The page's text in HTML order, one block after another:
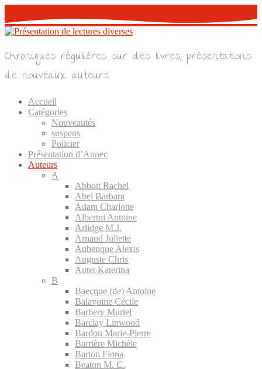
content
Chroniques régulières sur des livres, présentations
de nouveaux auteurs
Accueil
Catégories
Nouveautés
suspens
Policier
Présentation d’Annec
Auteurs
A
Abbott Rachel
Abel Barbara
Adam Charlotte
Albertni Antoine
Arlidge M.J.
Arnaud Juliette
Aubenque Alexis
Auguste Chris
Autet Katerina
B
Baecque (de) Antoine
Balavoine Cécile
Barbery Muriel
Barclay Linwood
Bardou Marie-Pierre
Barrière Michèle
Barton Fiona
Beaton M. C.